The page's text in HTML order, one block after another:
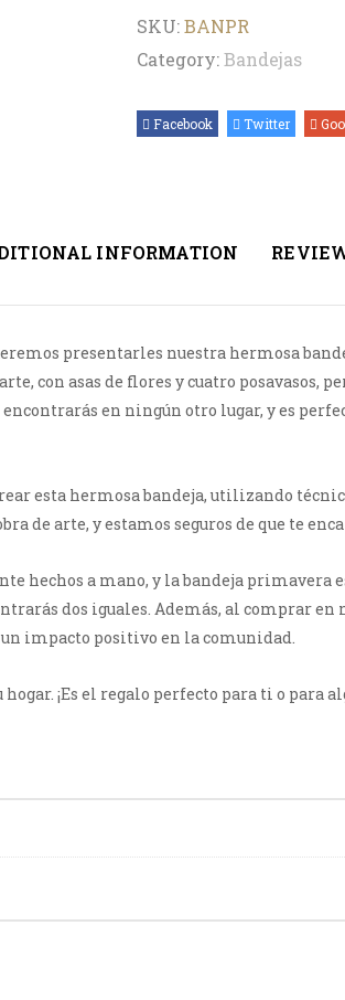
SKU:BANPR
Category:Bandejas
Facebook Twitter
INFORMATION
presentarles nuestra hermosa
con asas de flores y cuatro posavasos,
en ningún otro lugar, y es
esta hermosa bandeja, utilizando
de arte, y estamos seguros de que te
hechos a mano, y la bandeja primavera
dos iguales. Además, al comprar en
impacto positivo en la comunidad.
¡Es el regalo perfecto para ti o para